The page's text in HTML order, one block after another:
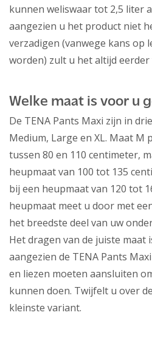
kunnen weliswaar tot 2,5 liter
aangezien u het product niet
verzadigen (vanwege kans op
worden) zult u het altijd eerder
Welke maat is voor u
De TENA Pants Maxi zijn in
Medium, Large en XL. Maat M
tussen 80 en 110 centimeter,
heupmaat van 100 tot 135
bij een heupmaat van 120 tot
heupmaat meet u door met
het breedste deel van uw
Het dragen van de juiste maat
aangezien de TENA Pants
en liezen moeten aansluiten
kunnen doen. Twijfelt u over
kleinste variant.